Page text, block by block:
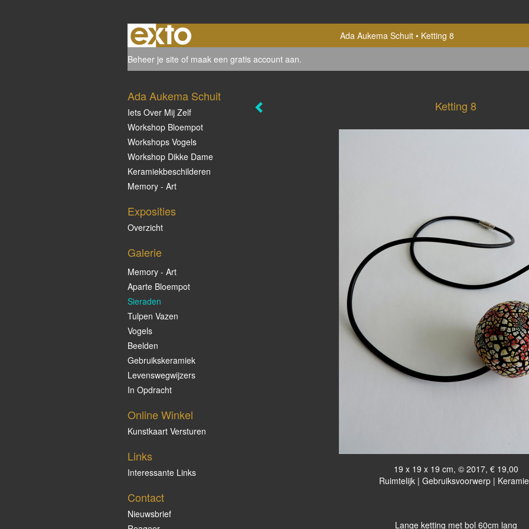
Ada Aukema Schuit
Ketting 8
Beheer je site of maak een gratis account aan.
Ketting 8
19 x 19 x 19 cm, © 2017, € 19,00
Ruimtelijk | Gebruiksvoorwerp |
Lange ketting met bol 60cm lang
Ada Aukema Schuit
Iets Over Mij Zelf
Workshop Bloempot
Workshops Vogels
Workshop Dikke Dame
Keramiekbeschilderen
Memory - Art
Exposities
Overzicht
Galerie
Memory - Art
Aparte Bloempot
Sieraden
Tulpen Vazen
Vogels
Beelden
Gebruikskeramiek
Levenswegwijzers
In Opdracht
Online Winkel
Kunstkaart Versturen
Links
Interessante Links
Contact
Nieuwsbrief